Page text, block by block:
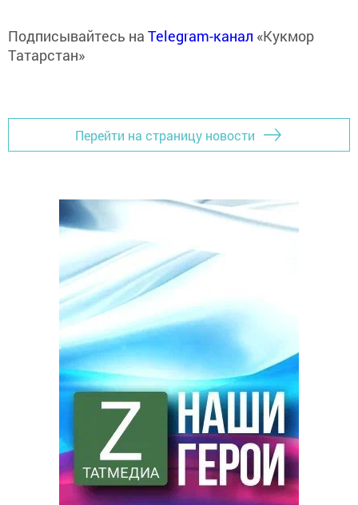
Подписывайтесь на Telegram-канал «Кукмор
Татарстан»
Перейти на страницу новости